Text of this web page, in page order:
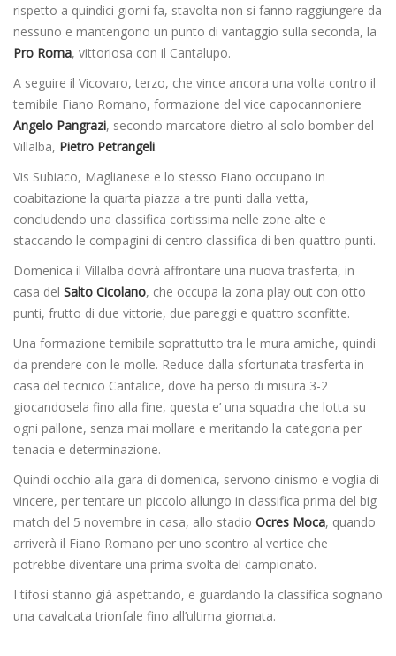
rispetto a quindici giorni fa, stavolta non si fanno raggiungere da
nessuno e mantengono un punto di vantaggio sulla seconda, la
Pro Roma, vittoriosa con il Cantalupo.
A seguire il Vicovaro, terzo, che vince ancora una volta contro il
temibile Fiano Romano, formazione del vice capocannoniere
Angelo Pangrazi, secondo marcatore dietro al solo bomber del
Villalba, Pietro Petrangeli.
Vis Subiaco, Maglianese e lo stesso Fiano occupano in
coabitazione la quarta piazza a tre punti dalla vetta,
concludendo una classifica cortissima nelle zone alte e
staccando le compagini di centro classifica di ben quattro punti.
Domenica il Villalba dovrà affrontare una nuova trasferta, in
casa del Salto Cicolano, che occupa la zona play out con otto
punti, frutto di due vittorie, due pareggi e quattro sconfitte.
Una formazione temibile soprattutto tra le mura amiche, quindi
da prendere con le molle. Reduce dalla sfortunata trasferta in
casa del tecnico Cantalice, dove ha perso di misura 3-2
giocandosela fino alla fine, questa e’ una squadra che lotta su
ogni pallone, senza mai mollare e meritando la categoria per
tenacia e determinazione.
Quindi occhio alla gara di domenica, servono cinismo e voglia di
vincere, per tentare un piccolo allungo in classifica prima del big
match del 5 novembre in casa, allo stadio Ocres Moca, quando
arriverà il Fiano Romano per uno scontro al vertice che
potrebbe diventare una prima svolta del campionato.
I tifosi stanno già aspettando, e guardando la classifica sognano
una cavalcata trionfale fino all’ultima giornata.